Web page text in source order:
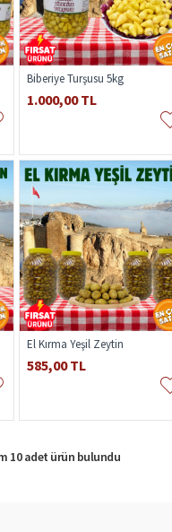
Biberiye Turşusu 5kg
1.000,00 TL
El Kırma Yeşil Zeytin
585,00 TL
10 adet ürün bulundu